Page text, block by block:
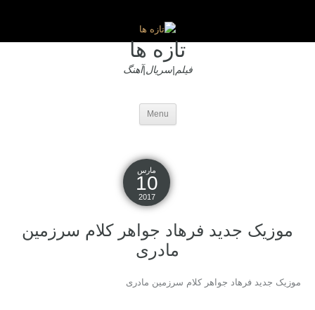
تازه ها
فیلم|سریال|آهنگ
Menu
مارس
10
2017
موزیک جدید فرهاد جواهر کلام سرزمین
مادری
موزیک جدید فرهاد جواهر کلام سرزمین مادری